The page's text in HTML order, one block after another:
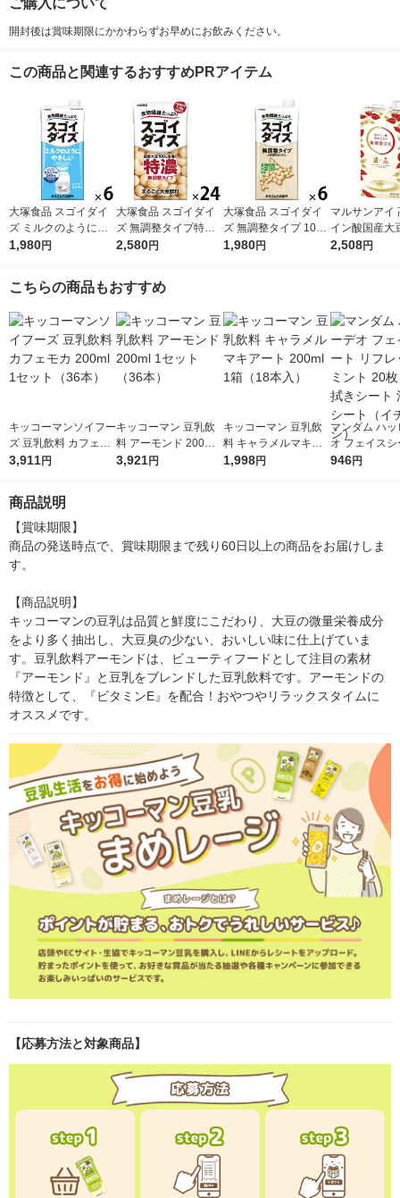
ご購入について
開封後は賞味期限にかかわらずお早めにお飲みください。
この商品と関連するおすすめPRアイテム
大塚食品 スゴイダイ
ズ ミルクのようにや
さしいミルク味 1000
（6本入）
1,980円
大塚食品 スゴイダイ
ズ 無調整タイプ特濃
125ml 1箱（24本入）
2,580円
大塚食品 スゴイダイ
ズ 無調整タイプ 1000
ml 1箱（6本入）
1,980円
マルサンアイ
イン酸国産大
整豆乳
2,508円
こちらの商品もおすすめ
キッコーマンソイフー
ズ 豆乳飲料 カフェモ
カ 200ml 1セット（3
3,911円
キッコーマン 豆乳飲
料 アーモンド 200ml
1セット（36本）
3,921円
キッコーマン 豆乳飲
料 キャラメルマキア
ート 200ml 1箱（18
1,998円
マンダム ハ
オ フェイス
フレッシュミ
946円
商品説明
【賞味期限】
商品の発送時点で、賞味期限まで残り60日以上の商品をお届けしま
す。
【商品説明】
キッコーマンの豆乳は品質と鮮度にこだわり、大豆の微量栄養成分
をより多く抽出し、大豆臭の少ない、おいしい味に仕上げていま
す。豆乳飲料アーモンドは、ビューティフードとして注目の素材
『アーモンド』と豆乳をブレンドした豆乳飲料です。アーモンドの
特徴として、『ビタミンE』を配合！おやつやリラックスタイムに
オススメです。
【応募方法と対象商品】